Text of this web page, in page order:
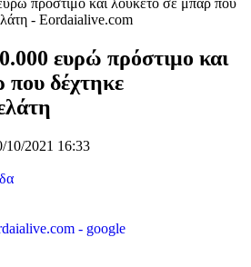
ευρώ πρόστιμο και
που δέχτηκε
10/2021 16:33